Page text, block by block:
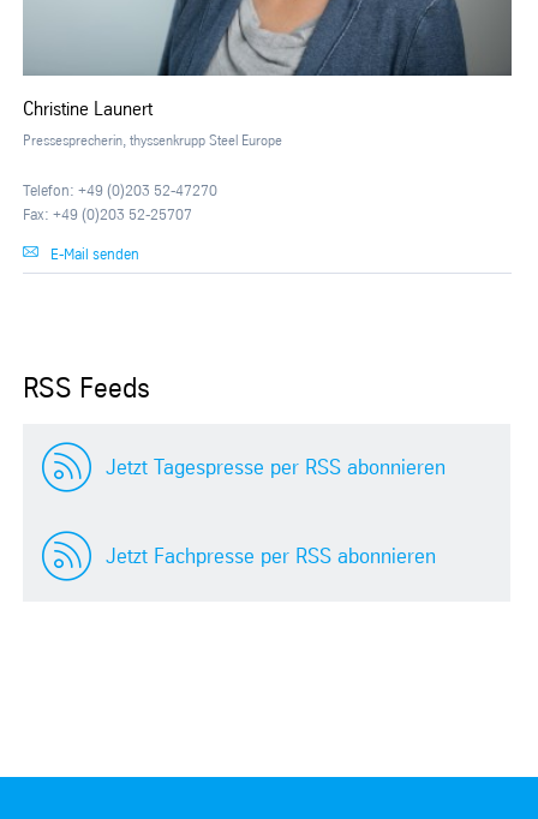
Christine Launert
Pressesprecherin, thyssenkrupp Steel Europe
Telefon: +49 (0)203 52-47270
Fax: +49 (0)203 52-25707
E-Mail senden
RSS Feeds
Jetzt Tagespresse per RSS abonnieren
Jetzt Fachpresse per RSS abonnieren